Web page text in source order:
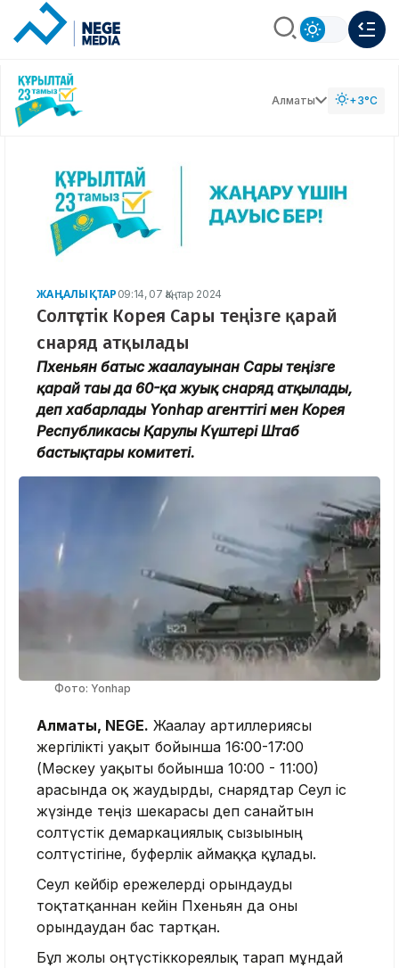
Алматы +3°C
ЖАҢАЛЫҚТАР 09:14, 07 Қаңтар 2024
Солтүстік Корея Сары теңізге қарай
снаряд атқылады
Пхеньян батыс жағалауынан Сары теңізге
қарай тағы да 60-қа жуық снаряд атқылады,
деп хабарлады Yonhap агенттігі мен Корея
Республикасы Қарулы Күштері Штаб
бастықтары комитеті.
Фото: Yonhap
Алматы, NEGE. Жағалау артиллериясы
жергілікті уақыт бойынша 16:00-17:00
(Мәскеу уақыты бойынша 10:00 - 11:00)
арасында оқ жаудырды, снарядтар Сеул іс
жүзінде теңіз шекарасы деп санайтын
солтүстік демаркациялық сызығының
солтүстігіне, буферлік аймаққа құлады.
Сеул кейбір ережелерді орындауды
тоқтатқаннан кейін Пхеньян да оны
орындаудан бас тартқан.
Бұл жолы оңтүстіккореялық тарап мұндай